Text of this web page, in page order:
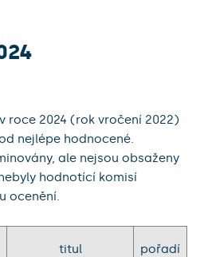
roce 2024 (rok vročení 2022)
nejlépe hodnocené.
ale nejsou obsaženy
hodnotící komisí
ocenění.
titul pořadí